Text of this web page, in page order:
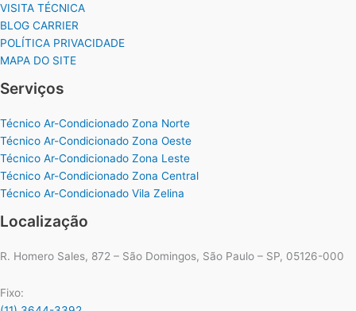
VISITA TÉCNICA
BLOG CARRIER
POLÍTICA PRIVACIDADE
MAPA DO SITE
Serviços
Técnico Ar-Condicionado Zona Norte
Técnico Ar-Condicionado Zona Oeste
Técnico Ar-Condicionado Zona Leste
Técnico Ar-Condicionado Zona Central
Técnico Ar-Condicionado Vila Zelina
Localização
R. Homero Sales, 872 – São Domingos, São Paulo – SP, 05126-000
Fixo: